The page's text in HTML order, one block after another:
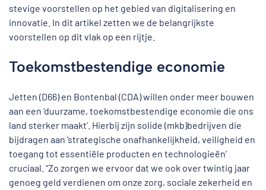
stevige voorstellen op het gebied van digitalisering en
innovatie. In dit artikel zetten we de belangrijkste
voorstellen op dit vlak op een rijtje.
Toekomstbestendige economie
Jetten (D66) en Bontenbal (CDA) willen onder meer bouwen
aan een ‘duurzame, toekomstbestendige economie die ons
land sterker maakt’. Hierbij zijn solide (mkb)bedrijven die
bijdragen aan ‘strategische onafhankelijkheid, veiligheid en
toegang tot essentiële producten en technologieën’
cruciaal. “Zo zorgen we ervoor dat we ook over twintig jaar
genoeg geld verdienen om onze zorg, sociale zekerheid en